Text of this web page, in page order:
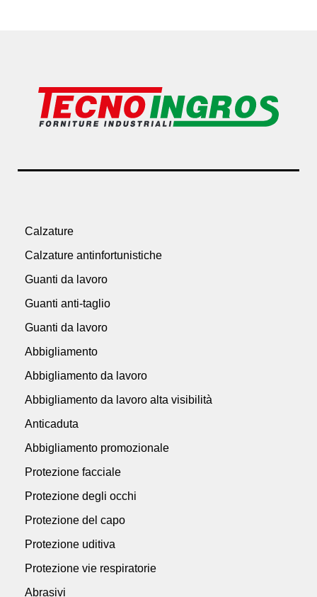
Calzature
Calzature antinfortunistiche
Guanti da lavoro
Guanti anti-taglio
Guanti da lavoro
Abbigliamento
Abbigliamento da lavoro
Abbigliamento da lavoro alta visibilità
Anticaduta
Abbigliamento promozionale
Protezione facciale
Protezione degli occhi
Protezione del capo
Protezione uditiva
Protezione vie respiratorie
Abrasivi